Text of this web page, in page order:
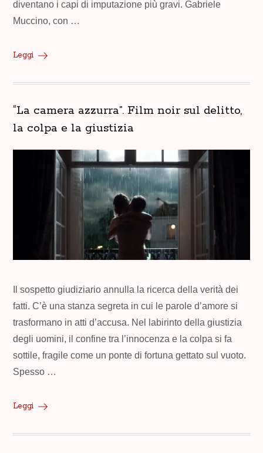
diventano i capi di imputazione più gravi. Gabriele
Muccino, con …
Leggi
“La camera azzurra”. Film noir sul delitto,
la colpa e la giustizia
Il sospetto giudiziario annulla la ricerca della verità dei
fatti. C’è una stanza segreta in cui le parole d’amore si
trasformano in atti d’accusa. Nel labirinto della giustizia
degli uomini, il confine tra l’innocenza e la colpa si fa
sottile, fragile come un ponte di fortuna gettato sul vuoto.
Spesso …
Leggi